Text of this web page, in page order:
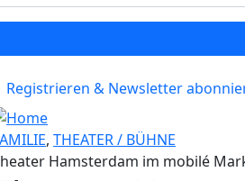
Registrieren & Newsletter
, THEATER / BÜHNE
Hamsterdam im mobilé